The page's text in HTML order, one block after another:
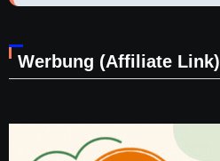
Werbung (Affiliate Link)